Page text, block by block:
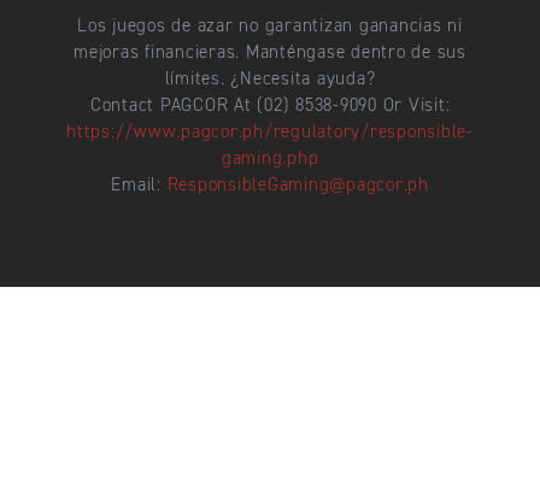
Los juegos de azar no garantizan ganancias ni
mejoras financieras. Manténgase dentro de sus
límites. ¿Necesita ayuda?
Contact PAGCOR At (02) 8538-9090 Or Visit:
https://www.pagcor.ph/regulatory/responsible-
gaming.php
Email: ResponsibleGaming@pagcor.ph